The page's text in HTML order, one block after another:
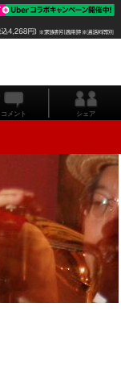
コメント シェア